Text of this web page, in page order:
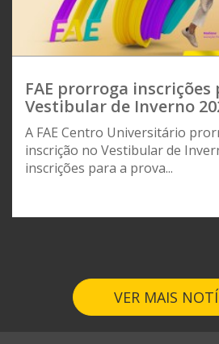
FAE prorroga inscrições
Vestibular de Inverno
A FAE Centro Universitário
inscrição no Vestibular de
inscrições para a prova...
VER MAIS